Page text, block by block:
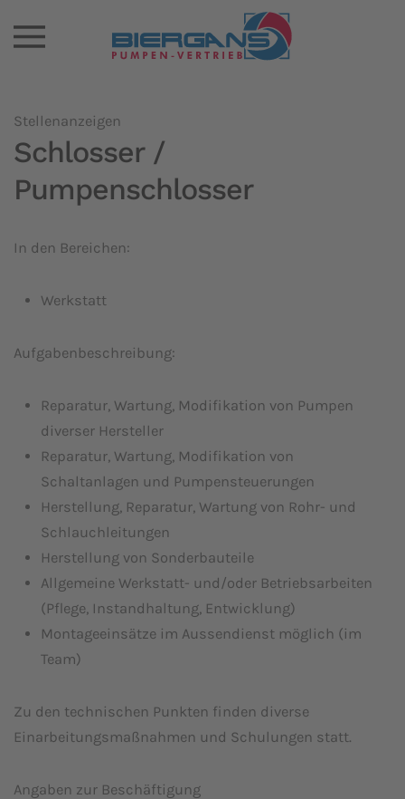
Stellenanzeigen
Schlosser /
Pumpenschlosser
In den Bereichen:
Werkstatt
Aufgabenbeschreibung:
Reparatur, Wartung, Modifikation von Pumpen
diverser Hersteller
Reparatur, Wartung, Modifikation von
Schaltanlagen und Pumpensteuerungen
Herstellung, Reparatur, Wartung von Rohr- und
Schlauchleitungen
Herstellung von Sonderbauteile
Allgemeine Werkstatt- und/oder Betriebsarbeiten
(Pflege, Instandhaltung, Entwicklung)
Montageeinsätze im Aussendienst möglich (im
Team)
Zu den technischen Punkten finden diverse
Einarbeitungsmaßnahmen und Schulungen statt.
Angaben zur Beschäftigung